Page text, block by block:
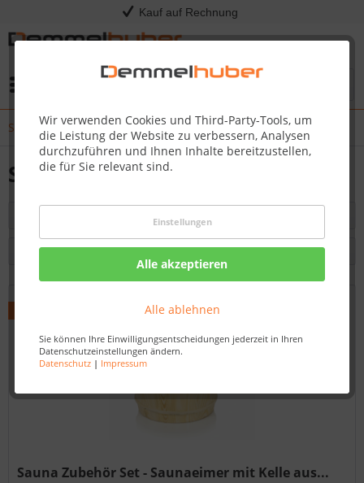
Kauf auf Rechnung
Wir verwenden Cookies und Third-Party-Tools, um
die Leistung der Website zu verbessern, Analysen
durchzuführen und Ihnen Inhalte bereitzustellen,
die für Sie relevant sind.
Einstellungen
Alle akzeptieren
Alle ablehnen
Sie können Ihre Einwilligungsentscheidungen jederzeit in Ihren
Datenschutzeinstellungen ändern.
Datenschutz| Impressum
Sauna-Geschenksets
Sauna-Geschenksets
Sauna Zubehör Set - Saunaeimer mit Kelle aus...